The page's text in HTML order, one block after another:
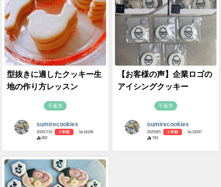
型抜きに適したクッキー生
地の作り方レッスン
千葉市
sumirecookies
2025/7/15 1 年前
- №18196
892
【お客様の声】企業ロゴの
アイシングクッキー
千葉市
sumirecookies
2025/8/5 1 年前
- №18297
793